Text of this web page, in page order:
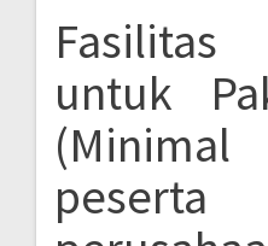
Fasilitas
untuk